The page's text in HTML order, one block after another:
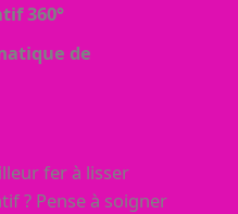
360°
de
fer à lisser
? Pense à soigner